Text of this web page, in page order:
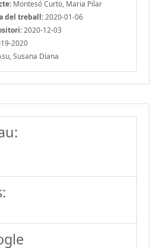
Montesó Curto, Maria Pilar
del treball:2020-01-06
2020-12-03
2020
Susana Diana